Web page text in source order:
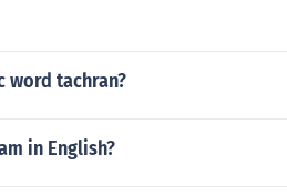
word tachran?
in English?